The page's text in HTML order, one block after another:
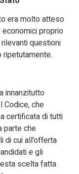
era molto atteso
proprio
questioni
ripetutamente.
innanzitutto
Codice, che
certificata di tutti
parte che
di cui all’offerta
e gli
scelta fatta